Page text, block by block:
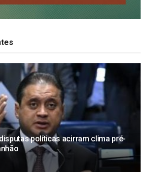
políticas acirram clima pré-